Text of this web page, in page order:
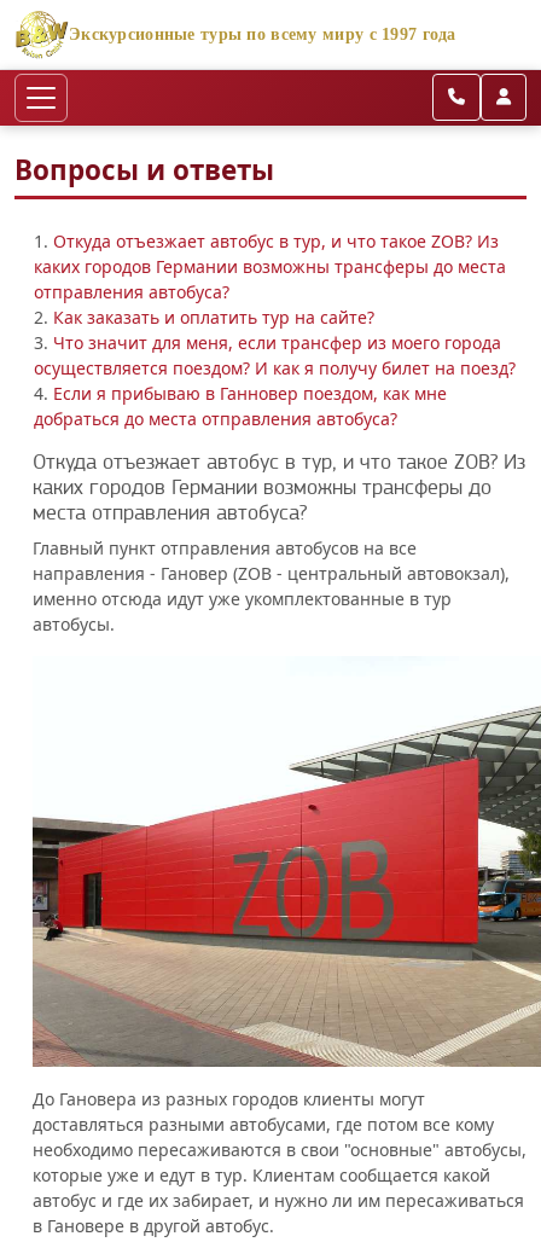
Экскурсионные туры по всему миру с 1997 года
Вопросы и ответы
1. Откуда отъезжает автобус в тур, и что такое ZOB? Из
каких городов Германии возможны трансферы до места
отправления автобуса?
2. Как заказать и оплатить тур на сайте?
3. Что значит для меня, если трансфер из моего города
осуществляется поездом? И как я получу билет на поезд?
4. Если я прибываю в Ганновер поездом, как мне
добраться до места отправления автобуса?
Откуда отъезжает автобус в тур, и что такое ZOB? Из
каких городов Германии возможны трансферы до
места отправления автобуса?
Главный пункт отправления автобусов на все
направления - Гановер (ZOB - центральный автовокзал),
именно отсюда идут уже укомплектованные в тур
автобусы.
До Гановера из разных городов клиенты могут
доставляться разными автобусами, где потом все кому
необходимо пересаживаются в свои "основные" автобусы,
которые уже и едут в тур. Клиентам сообщается какой
автобус и где их забирает, и нужно ли им пересаживаться
в Гановере в другой автобус.